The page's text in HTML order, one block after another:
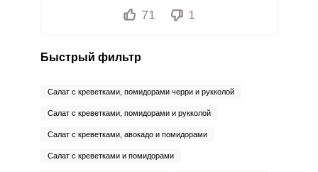
71 1
Быстрый фильтр
Салат с креветками, помидорами черри и рукколой
Салат с креветками, помидорами и рукколой
Салат с креветками, авокадо и помидорами
Салат с креветками и помидорами